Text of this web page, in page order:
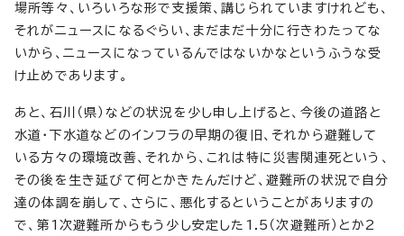
場所等々、いろいろな形で支援策、講じられていますけれども、
それがニュースになるぐらい、まだまだ十分に行きわたってな
いから、ニュースになっているんではないかなというふうな受
け止めであります。
あと、石川（県）などの状況を少し申し上げると、今後の道路と
水道・下水道などのインフラの早期の復旧、それから避難して
いる方々の環境改善、それから、これは特に災害関連死という、
その後を生き延びて何とかきたんだけど、避難所の状況で自分
達の体調を崩して、さらに、悪化するということがありますの
で、第1次避難所からもう少し安定した1.5（次避難所）とか2